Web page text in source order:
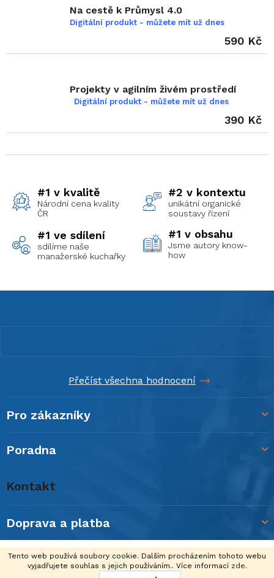
Tento web používá soubory cookie. Dalším procházením tohoto webu
vyjadřujete souhlas s jejich používáním.. Více informací zde.
Na cestě k Průmysl 4.0
Digitální produkt - můžete mít už dnes
590 Kč
Projekty v agilním živém prostředí
Digitální produkt - můžete mít už dnes
390 Kč
í
p
v
v
ý
i
u
#1 v kvalitě
Národní cena kvality
ČR
#2 v kontextu
unikátní organické
soustavy řízení
#1 ve sdílení
sdílíme naše
manažerské kuchařky
#1 v obsahu
Jsme autory know-
how
Přečíst všechna hodnocení
Pro zákazníky
Poradna
Kontakt
Doprava a platba
Vytvořil Shoptet
Copyright 2026DC VISION s.r.o.. Všechna práva